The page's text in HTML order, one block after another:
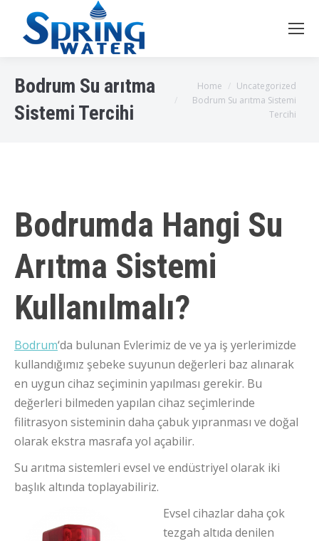
Bodrum Su arıtma
Sistemi Tercihi
You are here:
Home
Uncategorized
Bodrum Su arıtma Sistemi
Tercihi
Bodrumda Hangi Su
Arıtma Sistemi
Kullanılmalı?
Bodrum‘da bulunan Evlerimiz de ve ya iş yerlerimizde
kullandığımız şebeke suyunun değerleri baz alınarak
en uygun cihaz seçiminin yapılması gerekir. Bu
değerleri bilmeden yapılan cihaz seçimlerinde
filitrasyon sisteminin daha çabuk yıpranması ve doğal
olarak ekstra masrafa yol açabilir.
Su arıtma sistemleri evsel ve endüstriyel olarak iki
başlık altında toplayabiliriz.
Evsel cihazlar daha çok
tezgah altıda denilen